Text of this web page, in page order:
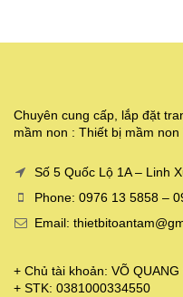
Chuyên cung cấp, lắp đặt
mầm non : Thiết bị mầm non
Số 5 Quốc Lộ 1A – Linh
Phone: 0976 13 5858 –
Email:
+ Chủ tài khoản: VÕ QUANG
+ STK: 0381000334550